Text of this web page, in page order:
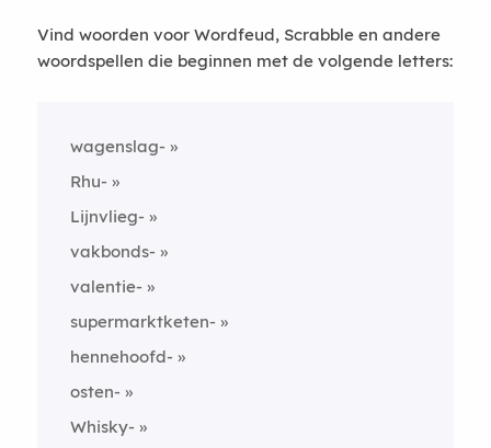
Vind woorden voor Wordfeud, Scrabble en andere
woordspellen die beginnen met de volgende letters:
wagenslag-
Rhu-
Lijnvlieg-
vakbonds-
valentie-
supermarktketen-
hennehoofd-
osten-
Whisky-